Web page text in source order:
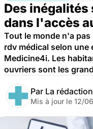
Des
dans l'accès
Tout le monde n'a
rdv médical selon une
Medicine4i. Les
ouvriers sont les
Par La
Mis à jour le 12/